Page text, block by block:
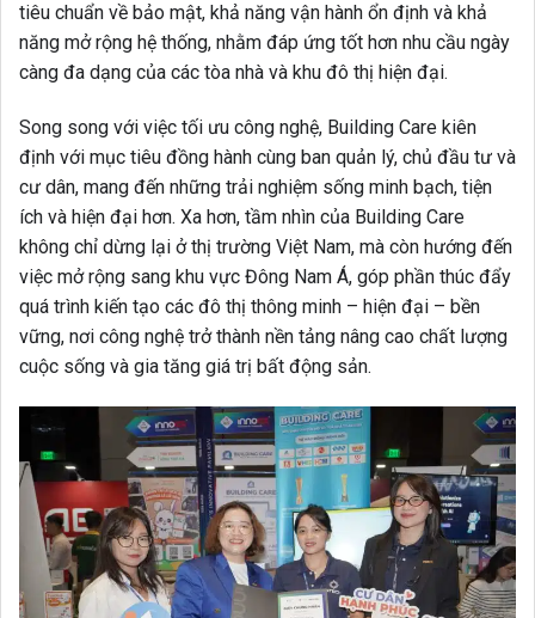
tiêu chuẩn về bảo mật, khả năng vận hành ổn định và khả
năng mở rộng hệ thống, nhằm đáp ứng tốt hơn nhu cầu ngày
càng đa dạng của các tòa nhà và khu đô thị hiện đại.
Song song với việc tối ưu công nghệ, Building Care kiên
định với mục tiêu đồng hành cùng ban quản lý, chủ đầu tư và
cư dân, mang đến những trải nghiệm sống minh bạch, tiện
ích và hiện đại hơn. Xa hơn, tầm nhìn của Building Care
không chỉ dừng lại ở thị trường Việt Nam, mà còn hướng đến
việc mở rộng sang khu vực Đông Nam Á, góp phần thúc đẩy
quá trình kiến tạo các đô thị thông minh – hiện đại – bền
vững, nơi công nghệ trở thành nền tảng nâng cao chất lượng
cuộc sống và gia tăng giá trị bất động sản.